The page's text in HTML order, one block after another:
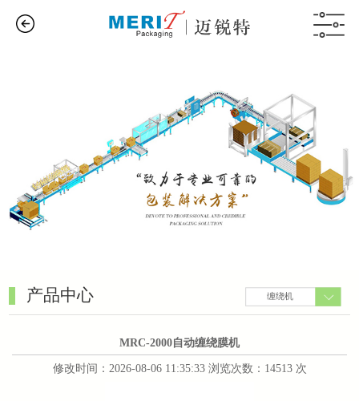
缠绕机
产品中心
MRC-2000自动缠绕膜机
修改时间：2026-08-06 11:35:33 浏览次数：14513 次